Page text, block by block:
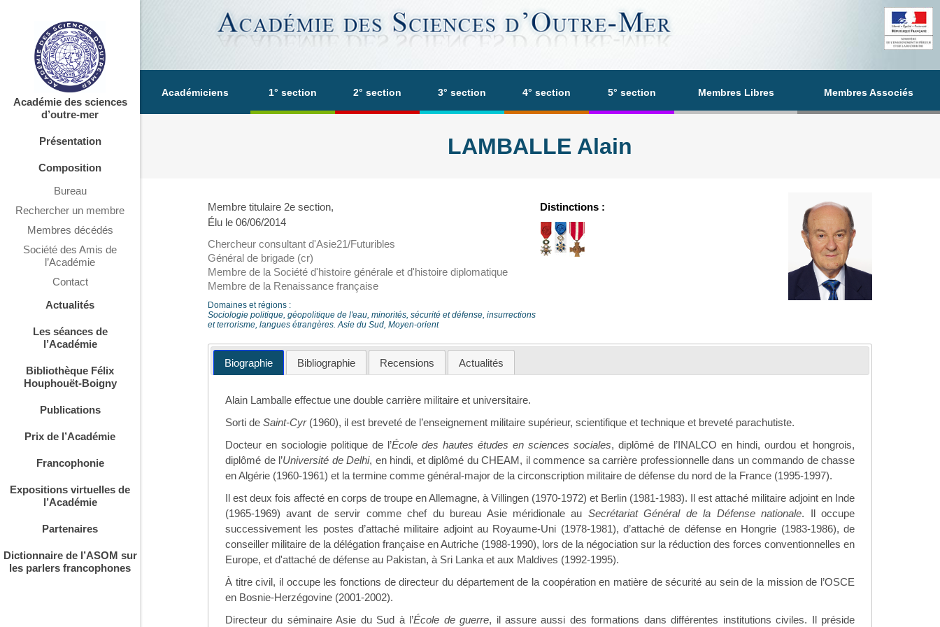
Académiciens 1° section 2° section 3° section 4° section 5° section Membres Libres Membres Associés
Académie des sciences
d’outre-mer
Présentation
Composition
Bureau
Rechercher un membre
Membres décédés
Société des Amis de
l’Académie
Contact
Actualités
Les séances de
l’Académie
Bibliothèque Félix
Houphouët-Boigny
Publications
Prix de l’Académie
Francophonie
Expositions virtuelles de
l’Académie
Partenaires
Dictionnaire de l’ASOM sur
les parlers francophones
LAMBALLE Alain
Membre titulaire 2e section,
Élu le 06/06/2014
Chercheur consultant d'Asie21/Futuribles
Général de brigade (cr)
Membre de la Société d'histoire générale et d'histoire diplomatique
Membre de la Renaissance française
Domaines et régions :
Sociologie politique, géopolitique de l'eau, minorités, sécurité et défense, insurrections
et terrorisme, langues étrangères. Asie du Sud, Moyen-orient
Distinctions :
Biographie Bibliographie Recensions Actualités
Alain Lamballe effectue une double carrière militaire et universitaire.
Sorti de Saint-Cyr(1960), il est breveté de l’enseignement militaire supérieur, scientifique et technique et breveté parachutiste.
Docteur en sociologie politique de l’École des hautes études en sciences sociales, diplômé de l’INALCO en hindi, ourdou et hongrois,
diplômé de l’Université de Delhi, en hindi, et diplômé du CHEAM, il commence sa carrière professionnelle dans un commando de chasse
en Algérie (1960-1961) et la termine comme général-major de la circonscription militaire de défense du nord de la France (1995-1997).
Il est deux fois affecté en corps de troupe en Allemagne, à Villingen (1970-1972) et Berlin (1981-1983). Il est attaché militaire adjoint en Inde
(1965-1969) avant de servir comme chef du bureau Asie méridionale au Secrétariat Général de la Défense nationale. Il occupe
successivement les postes d’attaché militaire adjoint au Royaume-Uni (1978-1981), d’attaché de défense en Hongrie (1983-1986), de
conseiller militaire de la délégation française en Autriche (1988-1990), lors de la négociation sur la réduction des forces conventionnelles en
Europe, et d'attaché de défense au Pakistan, à Sri Lanka et aux Maldives (1992-1995).
À titre civil, il occupe les fonctions de directeur du département de la coopération en matière de sécurité au sein de la mission de l’OSCE
en Bosnie-Herzégovine (2001-2002).
Directeur du séminaire Asie du Sud à l’École de guerre, il assure aussi des formations dans différentes institutions civiles. Il préside